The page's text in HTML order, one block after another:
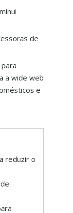
de
a wide web
e
reduzir o